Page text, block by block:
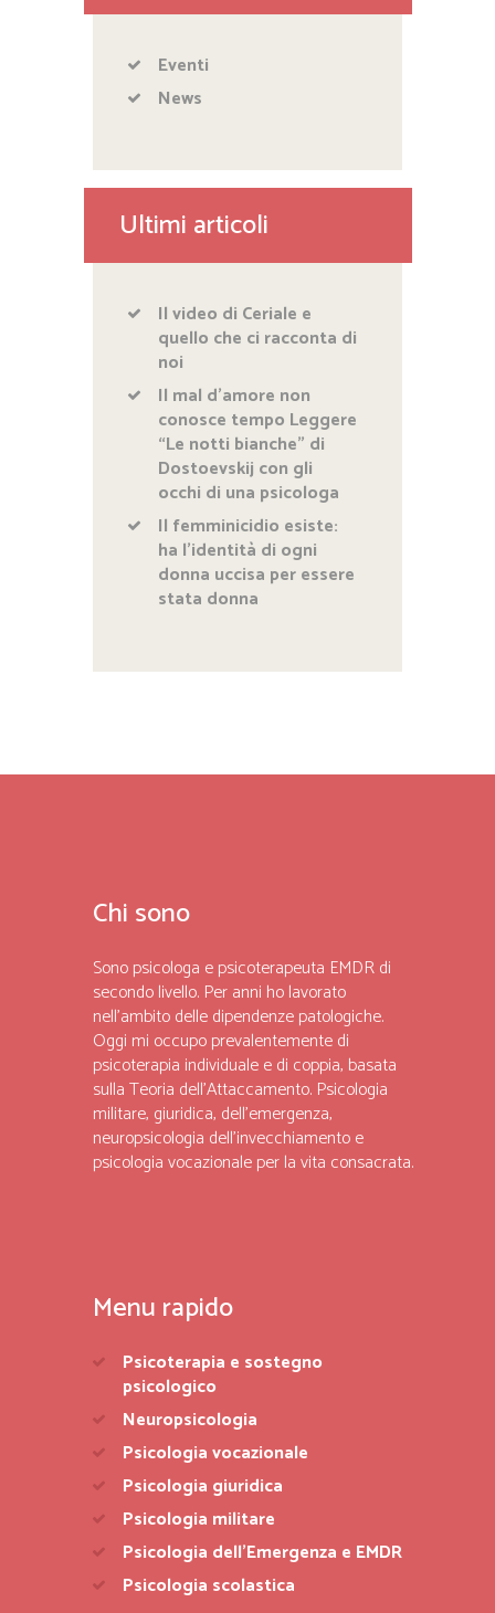
Eventi
News
Ultimi articoli
Il video di Ceriale e
quello che ci racconta di
noi
Il mal d’amore non
conosce tempo Leggere
“Le notti bianche” di
Dostoevskij con gli
occhi di una psicologa
Il femminicidio esiste:
ha l’identità di ogni
donna uccisa per essere
stata donna
Chi sono
Sono psicologa e psicoterapeuta EMDR di
secondo livello. Per anni ho lavorato
nell’ambito delle dipendenze patologiche.
Oggi mi occupo prevalentemente di
psicoterapia individuale e di coppia, basata
sulla Teoria dell’Attaccamento. Psicologia
militare, giuridica, dell’emergenza,
neuropsicologia dell’invecchiamento e
psicologia vocazionale per la vita consacrata.
Menu rapido
Psicoterapia e sostegno
psicologico
Neuropsicologia
Psicologia vocazionale
Psicologia giuridica
Psicologia militare
Psicologia dell’Emergenza e EMDR
Psicologia scolastica